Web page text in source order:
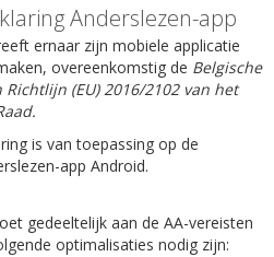
Anderslezen-app
ernaar zijn mobiele applicatie
overeenkomstig de Belgische
(EU) 2016/2102 van het
is van toepassing op de
app Android.
gedeeltelijk aan de AA-vereisten
optimalisaties nodig zijn: